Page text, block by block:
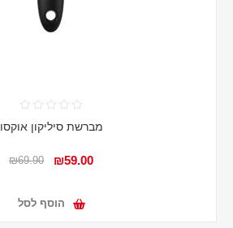
מברשת סיליקון אוקסו
₪59.00
₪69.90
הוסף לסל